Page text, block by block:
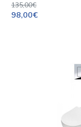
135,00€
98,00€